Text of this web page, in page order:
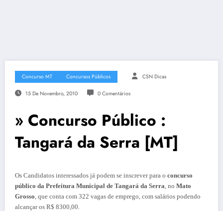
Concurso MT Concursos Públicos CSN Dicas
15 De Novembro, 2010 0 Comentários
» Concurso Público :
Tangará da Serra [MT]
Os Candidatos interessados já podem se inscrever para o concurso
público da Prefeitura Municipal de Tangará da Serra, no Mato
Grosso, que conta com 322 vagas de emprego, com salários podendo
alcançar os R$ 8300,00.